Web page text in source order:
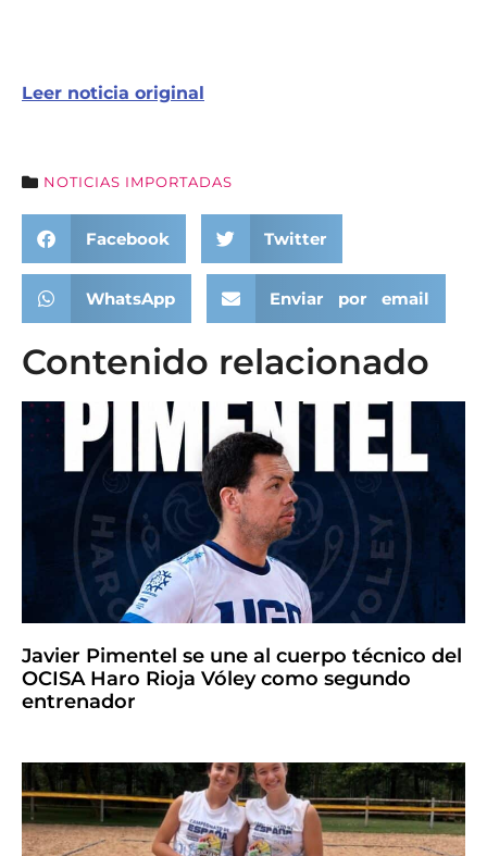
Leer noticia original
NOTICIAS IMPORTADAS
Facebook Twitter
WhatsApp Enviar por email
Contenido relacionado
Javier Pimentel se une al cuerpo técnico del
OCISA Haro Rioja Vóley como segundo
entrenador